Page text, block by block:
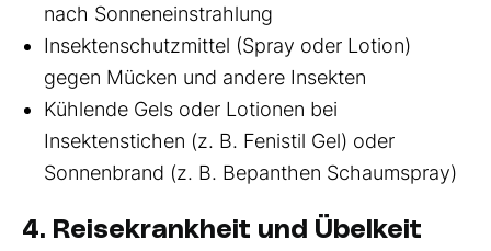
nach Sonneneinstrahlung
Insektenschutzmittel (Spray oder Lotion)
gegen Mücken und andere Insekten
Kühlende Gels oder Lotionen bei
Insektenstichen (z. B. Fenistil Gel) oder
Sonnenbrand (z. B. Bepanthen Schaumspray)
4. Reisekrankheit und Übelkeit